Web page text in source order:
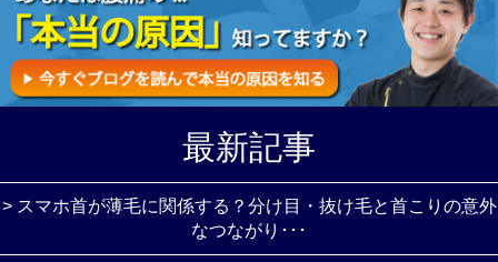
最新記事
> スマホ首が薄毛に関係する？分け目・抜け毛と首こりの意外
なつながり･･･